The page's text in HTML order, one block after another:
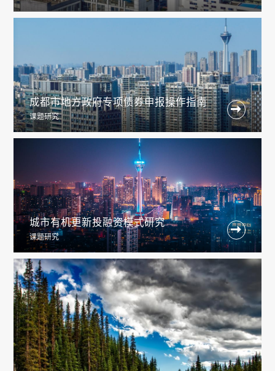
成都市地方政府专项债券申报操作指南
课题研究

城市有机更新投融资模式研究
课题研究
